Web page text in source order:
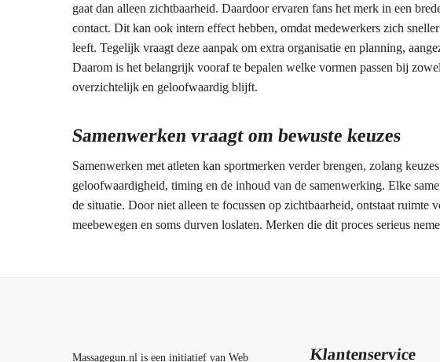
gaat dan alleen zichtbaarheid. Daardoor ervaren fans het merk in een
contact. Dit kan ook intern effect hebben, omdat medewerkers zich
leeft. Tegelijk vraagt deze aanpak om extra organisatie en planning,
Daarom is het belangrijk vooraf te bepalen welke vormen passen bij
overzichtelijk en geloofwaardig blijft.
Samenwerken vraagt om bewuste keuzes
Samenwerken met atleten kan sportmerken verder brengen, zolang
geloofwaardigheid, timing en de inhoud van de samenwerking. Elke
de situatie. Door niet alleen te focussen op zichtbaarheid, ontstaat ruimte
meebewegen en soms durven loslaten. Merken die dit proces serieus
Massagegun.nl is een initiatief van Web Klantenservice